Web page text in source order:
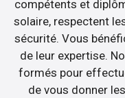
compétents et
solaire, respectent
sécurité. Vous
de leur expertise.
formés pour
de vous donner